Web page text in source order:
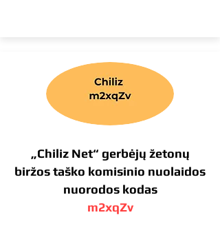
„Chiliz Net“ gerbėjų žetonų
biržos taško komisinio nuolaidos
nuorodos kodas
m2xqZv